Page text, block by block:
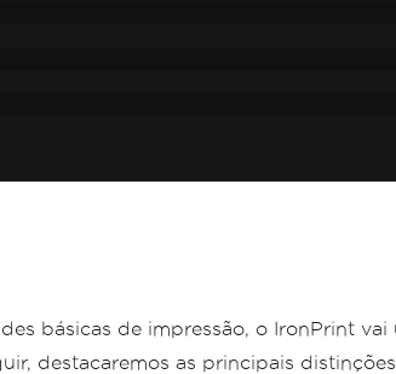
básicas de impressão, o IronPrint
destacaremos as principais